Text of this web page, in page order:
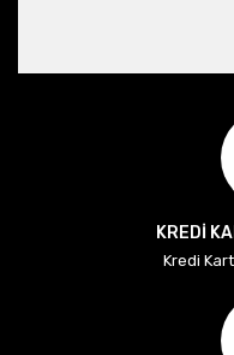
KREDİ
Kredi